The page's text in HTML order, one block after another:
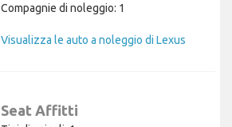
Compagnie di noleggio: 1
Visualizza le auto a noleggio di Lexus
Seat Affitti